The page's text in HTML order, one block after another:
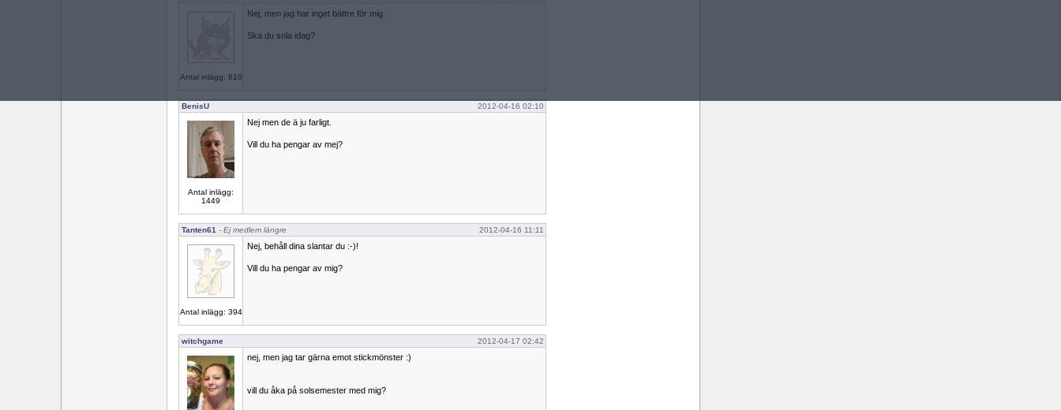
Antal inlägg: 810
Nej, men jag har inget bättre för mig.
Ska du sola idag?
BenisU 2012-04-16 02:10
Antal inlägg:
1449
Nej men de ä ju farligt.
Vill du ha pengar av mej?
Tanten61 - Ej medlem längre 2012-04-16 11:11
Antal inlägg: 394
Nej, behåll dina slantar du :-)!
Vill du ha pengar av mig?
witchgame 2012-04-17 02:42
nej, men jag tar gärna emot stickmönster :)
vill du åka på solsemester med mig?